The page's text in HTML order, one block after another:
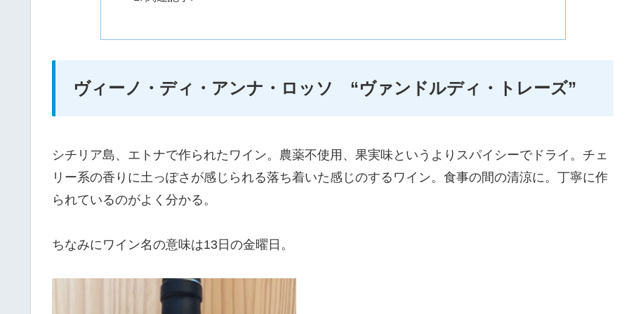
ヴィーノ・ディ・アンナ・ロッソ “ヴァンドルディ・トレーズ”
シチリア島、エトナで作られたワイン。農薬不使用、果実味というよりスパイシーでドライ。チェ
リー系の香りに土っぽさが感じられる落ち着いた感じのするワイン。食事の間の清涼に。丁寧に作
られているのがよく分かる。
ちなみにワイン名の意味は13日の金曜日。